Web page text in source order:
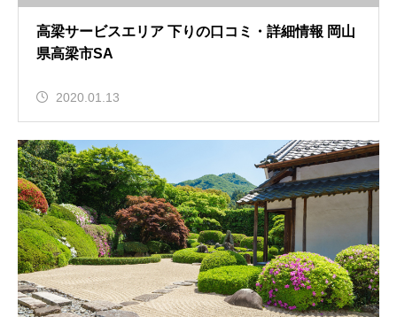
高梁サービスエリア 下りの口コミ・詳細情報 岡山
県高梁市SA
2020.01.13